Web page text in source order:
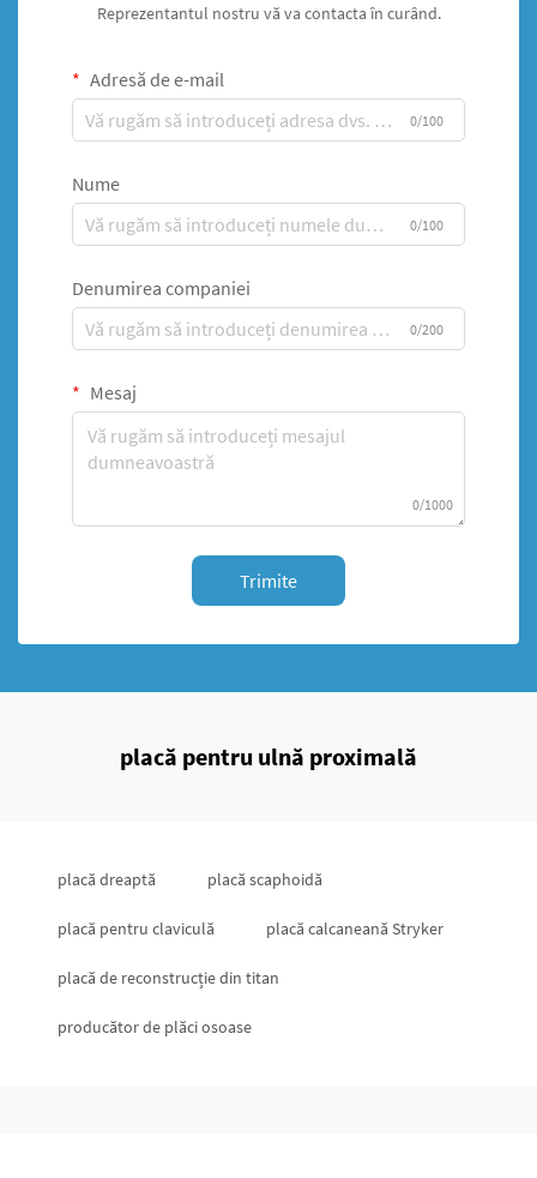
Reprezentantul nostru vă va contacta în curând.
Adresă de e-mail
0/100
Nume
0/100
Denumirea companiei
0/200
Mesaj
0/1000
Trimite
placă pentru ulnă proximală
placă dreaptă placă scaphoidă
placă pentru claviculă placă calcaneană Stryker
placă de reconstrucție din titan
producător de plăci osoase